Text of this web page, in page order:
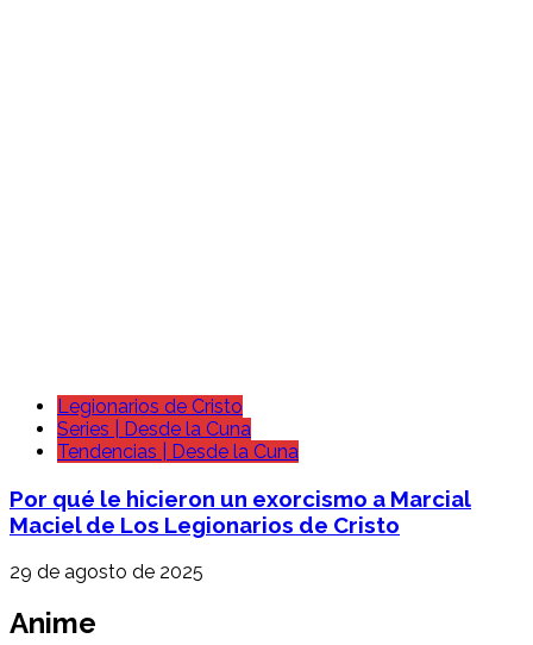
Legionarios de Cristo
Series | Desde la Cuna
Tendencias | Desde la Cuna
Por qué le hicieron un exorcismo a Marcial
Maciel de Los Legionarios de Cristo
29 de agosto de 2025
Anime